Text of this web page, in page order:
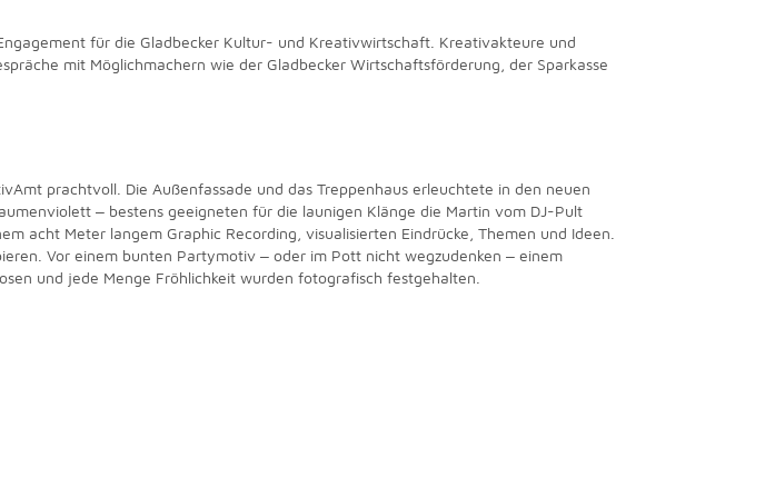
für die Gladbecker Kultur- und Kreativwirtschaft. Kreativakteure und
mit Möglichmachern wie der Gladbecker Wirtschaftsförderung, der Sparkasse
prachtvoll. Die Außenfassade und das Treppenhaus erleuchtete in den neuen
‒ bestens geeigneten für die launigen Klänge die Martin vom DJ-Pult
acht Meter langem Graphic Recording, visualisierten Eindrücke, Themen und Ideen.
Vor einem bunten Partymotiv ‒ oder im Pott nicht wegzudenken ‒ einem
und jede Menge Fröhlichkeit wurden fotografisch festgehalten.